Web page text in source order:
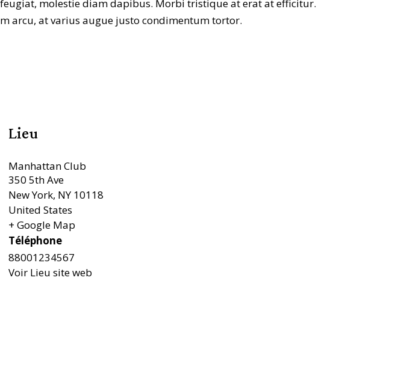
molestie diam dapibus. Morbi tristique at erat at efficitur.
arcu, at varius augue justo condimentum tortor.
Lieu
Manhattan Club
350 5th Ave
New York, NY 10118
United States
+ Google Map
Téléphone
88001234567
Voir Lieu site web